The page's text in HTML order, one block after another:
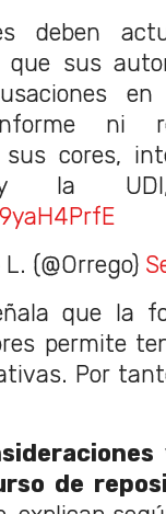
deben
sus
ni
sus cores,
y la
(@Orrego)
que la
permite
Por
de